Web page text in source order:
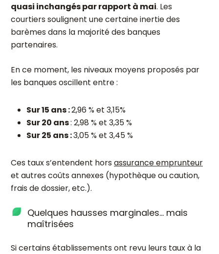
quasi inchangés par rapport à mai. Les
courtiers soulignent une certaine inertie des
barèmes dans la majorité des banques
partenaires.
En ce moment, les niveaux moyens proposés par
les banques oscillent entre :
Sur 15 ans :2,96 % et 3,15%
Sur 20 ans: 2,98 % et 3,35 %
Sur 25 ans :3,05 % et 3,45 %
Ces taux s’entendent horsassurance emprunteur
et autres coûts annexes (hypothèque ou caution,
frais de dossier, etc.).
Quelques hausses marginales… mais
maîtrisées
Si certains établissements ont revu leurs taux à la